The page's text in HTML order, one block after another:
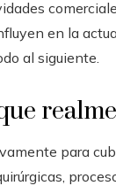
en la
al siguiente.
para